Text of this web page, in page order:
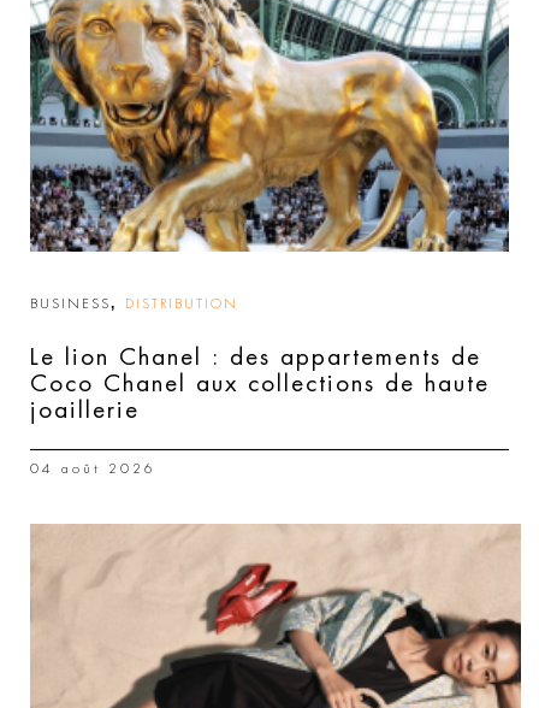
BUSINESS, DISTRIBUTION
Le lion Chanel : des appartements de
Coco Chanel aux collections de haute
joaillerie
04 août 2026